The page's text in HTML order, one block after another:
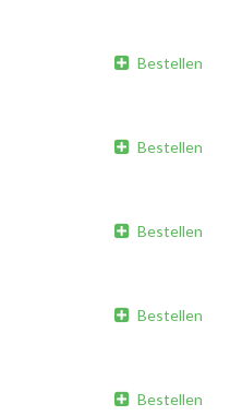
 Bestellen
 Bestellen
 Bestellen
 Bestellen
 Bestellen